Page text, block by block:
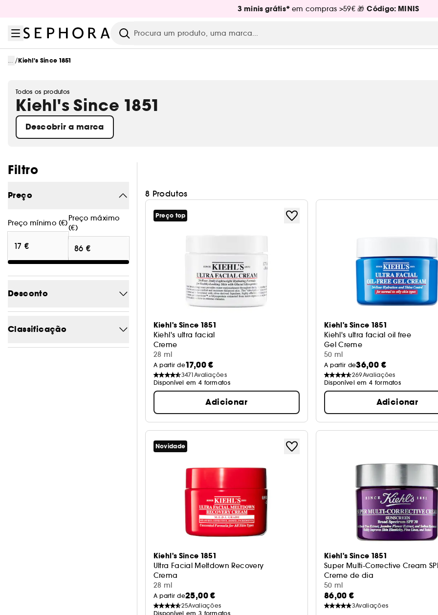
3 minis grátis* em compras >59€ 🎁Código: MINIS
Pesquisar
... /Kiehl's Since 1851
Todos os produtos
Kiehl's Since 1851
Descobrir a marca
Filtro
Preço
Preço mínimo (€)
Preço máximo
(€)
Desconto
Classificação
8 Produtos
Preço top
Kiehl's Since 1851
Kiehl's ultra facial
Creme
28 ml
A partir de17,00 €
3471Avaliações
Disponível em 4 formatos
Adicionar
Kiehl's Since 1851
Kiehl's ultra facial oil free
Gel Creme
50 ml
A partir de36,00 €
269Avaliações
Disponível em 4 formatos
Adicionar
Novidade
Kiehl's Since 1851
Ultra Facial Meltdown Recovery
Crema
28 ml
A partir de25,00 €
25Avaliações
Disponível em 3 formatos
Kiehl's Since 1851
Super Multi-Corrective Cream
Creme de dia
50 ml
86,00 €
3Avaliações